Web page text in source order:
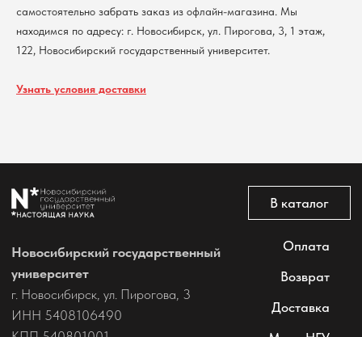
самостоятельно забрать заказ из офлайн-магазина. Мы
находимся по адресу: г. Новосибирск, ул. Пирогова, 3, 1 этаж,
122, Новосибирский государственный университет.
Узнать условия доставки
Все права защищены
Согласие на обработку персональных данных
пользователей сайта